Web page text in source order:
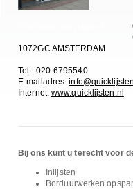
1072GC AMSTERDAM
Tel.: 020-6795540
E-mailadres:
Internet: www.quicklijsten.nl
Bij ons kunt u terecht voor
Inlijsten
Borduurwerken